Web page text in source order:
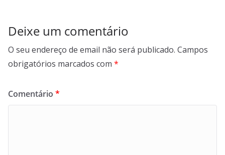
Deixe um comentário
O seu endereço de email não será publicado. Campos
obrigatórios marcados com *
Comentário *